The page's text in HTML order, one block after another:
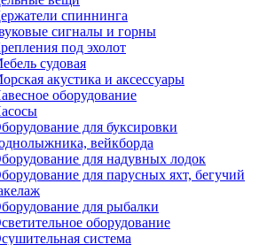
спиннинга
сигналы и горны
под эхолот
судовая
акустика и аксессуары
оборудование
для буксировки
вейкборда
для надувных лодок
для парусных яхт, бегучий
для рыбалки
оборудование
система